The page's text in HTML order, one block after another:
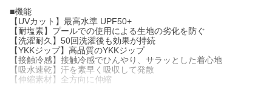
■機能
【UVカット】最高水準 UPF50+
【耐塩素】プールでの使用による生地の劣化を防ぐ
【洗濯耐久】50回洗濯後も効果が持続
【YKKジップ】高品質のYKKジップ
【接触冷感】接触冷感でひんやり、サラッとした着心地
【吸水速乾】汗を素早く吸収して発散
【伸縮素材】全方向に伸縮